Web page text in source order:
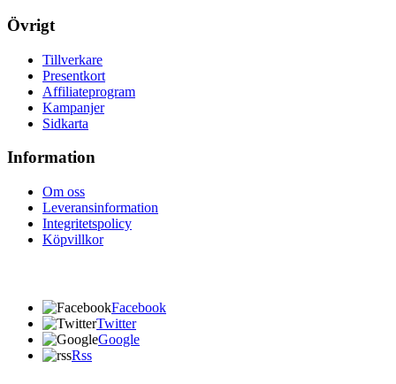
Övrigt
Tillverkare
Presentkort
Affiliateprogram
Kampanjer
Sidkarta
Information
Om oss
Leveransinformation
Integritetspolicy
Köpvillkor
Facebook
Twitter
Google
Rss